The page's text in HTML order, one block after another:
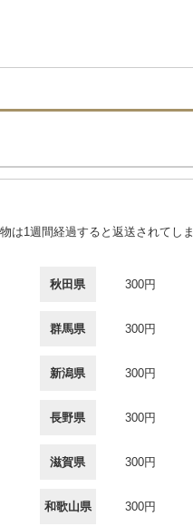
は1週間経過すると返送されてしま
秋田県 300円
群馬県 300円
新潟県 300円
長野県 300円
滋賀県 300円
和歌山県 300円